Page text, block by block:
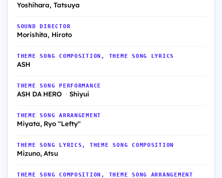
Yoshihara, Tatsuya
SOUND DIRECTOR
Morishita, Hiroto
THEME SONG COMPOSITION, THEME SONG LYRICS
ASH
THEME SONG PERFORMANCE
ASH DA HERO Shiyui
THEME SONG ARRANGEMENT
Miyata, Ryo "Lefty"
THEME SONG LYRICS, THEME SONG COMPOSITION
Mizuno, Atsu
THEME SONG COMPOSITION, THEME SONG ARRANGEMENT